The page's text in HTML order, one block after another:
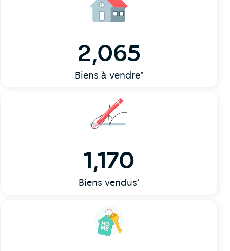
2,065
Biens à vendre*
1,170
Biens vendus*